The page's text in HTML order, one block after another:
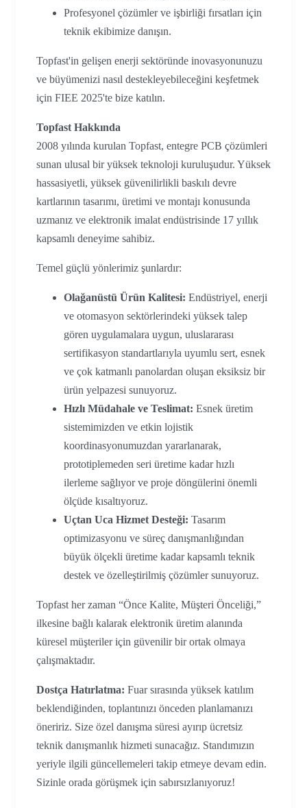
Profesyonel çözümler ve işbirliği fırsatları için
teknik ekibimize danışın.
Topfast'in gelişen enerji sektöründe inovasyonunuzu
ve büyümenizi nasıl destekleyebileceğini keşfetmek
için FIEE 2025'te bize katılın.
Topfast Hakkında
2008 yılında kurulan Topfast, entegre PCB çözümleri
sunan ulusal bir yüksek teknoloji kuruluşudur. Yüksek
hassasiyetli, yüksek güvenilirlikli baskılı devre
kartlarının tasarımı, üretimi ve montajı konusunda
uzmanız ve elektronik imalat endüstrisinde 17 yıllık
kapsamlı deneyime sahibiz.
Temel güçlü yönlerimiz şunlardır:
Olağanüstü Ürün Kalitesi: Endüstriyel, enerji
ve otomasyon sektörlerindeki yüksek talep
gören uygulamalara uygun, uluslararası
sertifikasyon standartlarıyla uyumlu sert, esnek
ve çok katmanlı panolardan oluşan eksiksiz bir
ürün yelpazesi sunuyoruz.
Hızlı Müdahale ve Teslimat: Esnek üretim
sistemimizden ve etkin lojistik
koordinasyonumuzdan yararlanarak,
prototiplemeden seri üretime kadar hızlı
ilerleme sağlıyor ve proje döngülerini önemli
ölçüde kısaltıyoruz.
Uçtan Uca Hizmet Desteği: Tasarım
optimizasyonu ve süreç danışmanlığından
büyük ölçekli üretime kadar kapsamlı teknik
destek ve özelleştirilmiş çözümler sunuyoruz.
Topfast her zaman “Önce Kalite, Müşteri Önceliği,”
ilkesine bağlı kalarak elektronik üretim alanında
küresel müşteriler için güvenilir bir ortak olmaya
çalışmaktadır.
Dostça Hatırlatma: Fuar sırasında yüksek katılım
beklendiğinden, toplantınızı önceden planlamanızı
öneririz. Size özel danışma süresi ayırıp ücretsiz
teknik danışmanlık hizmeti sunacağız. Standımızın
yeriyle ilgili güncellemeleri takip etmeye devam edin.
Sizinle orada görüşmek için sabırsızlanıyoruz!